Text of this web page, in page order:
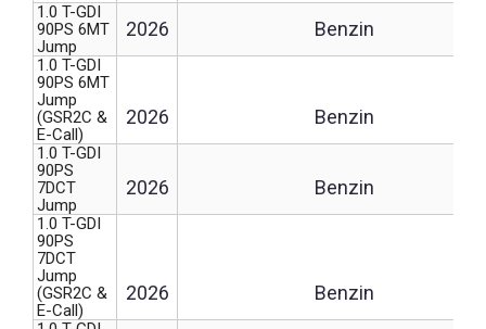
1.0 T-GDI
90PS 6MT
Jump
2026 Benzin
1.0 T-GDI
90PS 6MT
Jump
(GSR2C &
E-Call)
2026 Benzin
1.0 T-GDI
90PS
7DCT
Jump
2026 Benzin
1.0 T-GDI
90PS
7DCT
Jump
(GSR2C &
E-Call)
2026 Benzin